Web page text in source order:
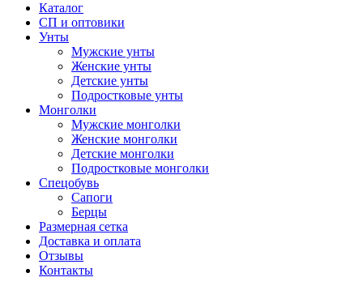
Каталог
СП и оптовики
Унты
Мужские унты
Женские унты
Детские унты
Подростковые унты
Монголки
Мужские монголки
Женские монголки
Детские монголки
Подростковые монголки
Спецобувь
Сапоги
Берцы
Размерная сетка
Доставка и оплата
Отзывы
Контакты